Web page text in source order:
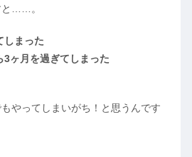
と……。
しまった
ヶ月を過ぎてしまった
やってしまいがち！と思うんです